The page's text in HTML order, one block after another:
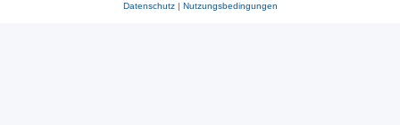
Datenschutz| Nutzungsbedingungen